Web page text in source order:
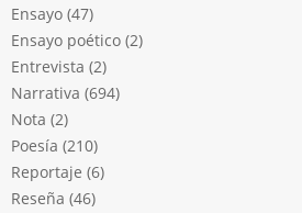
Ensayo (47)
Ensayo poético (2)
Entrevista (2)
Narrativa (694)
Nota (2)
Poesía (210)
Reportaje (6)
Reseña (46)